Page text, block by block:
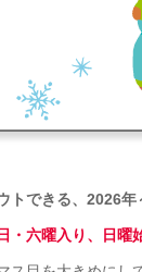
トできる、2026
・六曜入り、日曜